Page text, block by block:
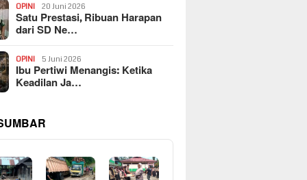
OPINI 20 Juni 2026
Satu Prestasi, Ribuan Harapan
dari SD Ne…
OPINI 5 Juni 2026
Ibu Pertiwi Menangis: Ketika
Keadilan Ja…